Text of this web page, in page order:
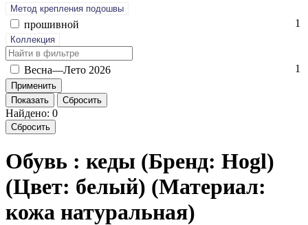
Метод крепления подошвы
про­шив­ной 1
Коллекция
Вес­на—Ле­то 2026 1
Показать Сбросить
Найдено: 0
Сбросить
Обувь : кеды (Бренд: Hogl)
(Цвет: белый) (Материал:
кожа натуральная)